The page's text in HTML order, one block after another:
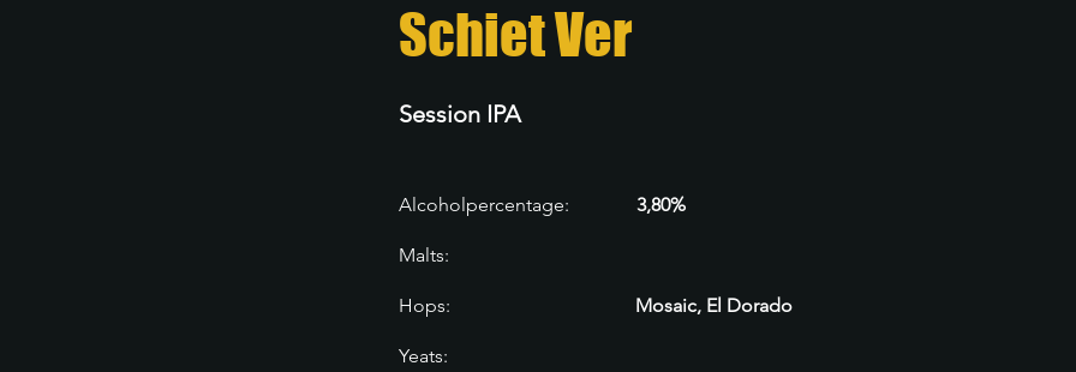
Schiet Ver
Session IPA
Alcoholpercentage:
Malts:
Hops:
Yeats:
3,80%
Mosaic, El Dorado